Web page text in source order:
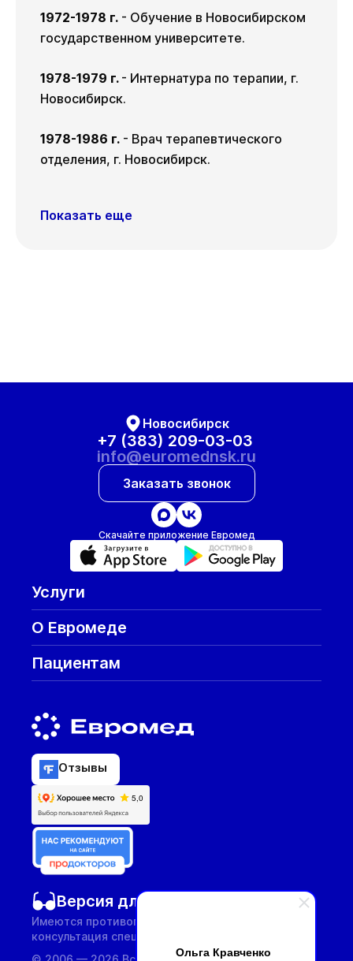
Ольга Кравченко
1972-1978 г. - Обучение в Новосибирском
государственном университете.
1978-1979 г. - Интернатура по терапии, г.
Новосибирск.
1978-1986 г. - Врач терапевтического
отделения, г. Новосибирск.
Показать еще
Новосибирск
+7 (383) 209-03-03
info@euromednsk.ru
Заказать звонок
Скачайте приложение Евромед
Услуги
О Евромеде
Пациентам
Отзывы
Версия для слабовидящих
Имеются противопоказания, необходима
консультация специалиста.